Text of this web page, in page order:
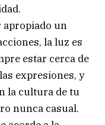
apropiado un
la luz es
estar cerca de
expresiones, y
la cultura de tu
nunca casual.